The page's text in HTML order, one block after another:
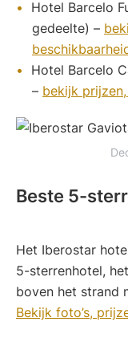
Hotel Barcelo
gedeelte) –
Hotel Barcelo
– bekijk
Beste 5-
Het Iberostar
5-sterrenhotel,
boven het strand
Bekijk foto’s,